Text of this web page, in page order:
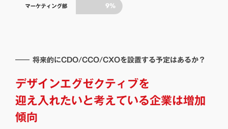
―― 将来的にCDO/CCO/CXOを設置する予定はあるか？
デザインエグゼクティブを
迎え入れたいと考えている企業は増加
傾向